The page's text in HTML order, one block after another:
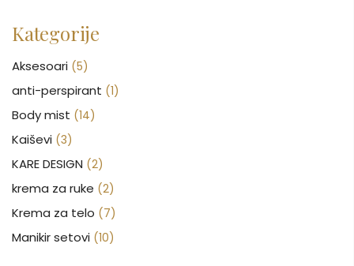
Kategorije
Aksesoari (5)
anti-perspirant (1)
Body mist (14)
Kaiševi (3)
KARE DESIGN (2)
krema za ruke (2)
Krema za telo (7)
Manikir setovi (10)